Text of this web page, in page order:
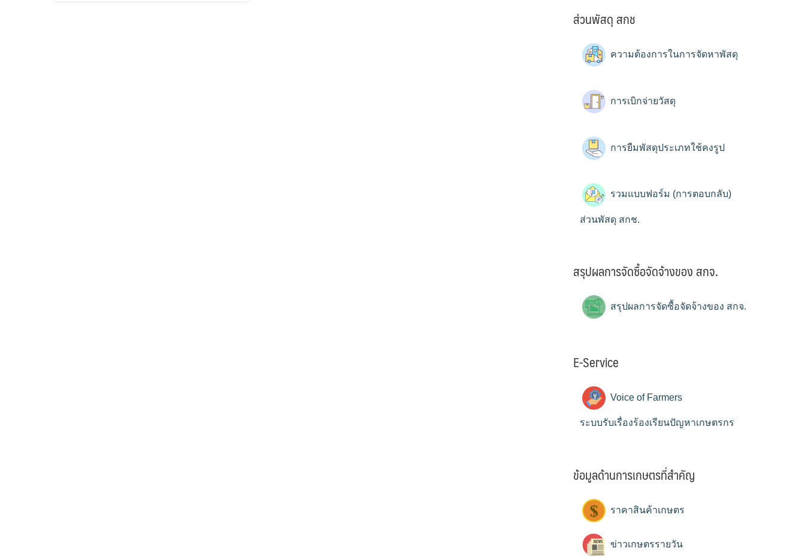
ส่วนพัสดุ สกช
ความต้องการในการจัดหาพัสดุ
การเบิกจ่ายวัสดุ
การยืมพัสดุประเภทใช้คงรูป
รวมแบบฟอร์ม (การตอบกลับ)
ส่วนพัสดุ สกช.
สรุปผลการจัดซื้อจัดจ้างของ สกจ.
สรุปผลการจัดซื้อจัดจ้างของ สกจ.
E-Service
Voice of Farmers
ระบบรับเรื่องร้องเรียนปัญหาเกษตรกร
ข้อมูลด้านการเกษตรที่สำคัญ
ราคาสินค้าเกษตร
ข่าวเกษตรรายวัน